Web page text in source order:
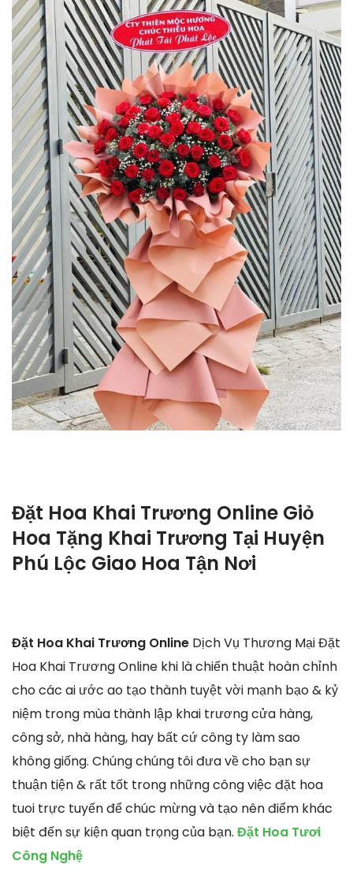
Đặt Hoa Khai Trương Online Giỏ
Hoa Tặng Khai Trương Tại Huyện
Phú Lộc Giao Hoa Tận Nơi
Đặt Hoa Khai Trương Online Dịch Vụ Thương Mại Đặt
Hoa Khai Trương Online khi là chiến thuật hoàn chỉnh
cho các ai ước ao tạo thành tuyệt vời mạnh bạo & kỷ
niệm trong mùa thành lập khai trương cửa hàng,
công sở, nhà hàng, hay bất cứ công ty làm sao
không giống. Chúng chúng tôi đưa về cho bạn sự
thuận tiện & rất tốt trong những công việc đặt hoa
tuoi trực tuyến để chúc mừng và tạo nên điểm khác
biệt đến sự kiện quan trọng của bạn. Đặt Hoa Tươi
Công Nghệ